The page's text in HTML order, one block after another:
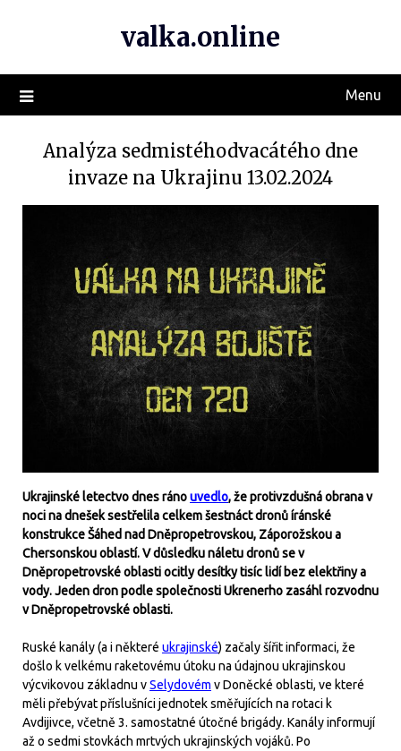
valka.online
Menu
Analýza sedmistéhodvacátého dne
invaze na Ukrajinu 13.02.2024
Ukrajinské letectvo dnes ránouvedlo, že protivzdušná obrana v
noci na dnešek sestřelila celkem šestnáct dronů íránské
konstrukce Šáhed nad Dněpropetrovskou, Záporožskou a
Chersonskou oblastí. V důsledku náletu dronů se v
Dněpropetrovské oblasti ocitly desítky tisíc lidí bez elektřiny a
vody. Jeden dron podle společnosti Ukrenerho zasáhl rozvodnu
v Dněpropetrovské oblasti.
Ruské kanály (a i některé ukrajinské) začaly šířit informaci, že
došlo k velkému raketovému útoku na údajnou ukrajinskou
výcvikovou základnu vSelydovém v Doněcké oblasti, ve které
měli přebývat příslušníci jednotek směřujících na rotaci k
Avdijivce, včetně 3. samostatné útočné brigády. Kanály informují
až o sedmi stovkách mrtvých ukrajinských vojáků. Po